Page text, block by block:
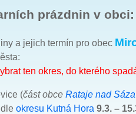
prázdnin v obci:
a jejich termín pro obec
ten okres, do kterého
(část obce Rataje nad
okresu Kutná Hora 9.3. –